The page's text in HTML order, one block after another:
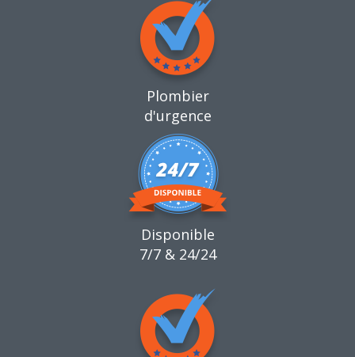
Plombier
d'urgence
Disponible
7/7 & 24/24